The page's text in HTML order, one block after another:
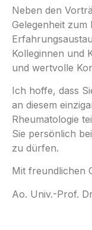
Neben den
Gelegenheit
Kolleginnen und
und wertvolle
Ich hoffe, dass
an diesem
Rheumatologie
Sie persönlich
zu dürfen.
Mit freundlichen
Ao. Univ.-Prof.